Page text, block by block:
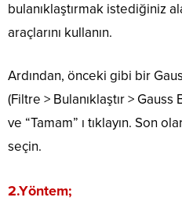
bulanıklaştırmak istediğiniz
araçlarını kullanın.
Ardından, önceki gibi bir
(Filtre > Bulanıklaştır > Gauss
ve “Tamam” ı tıklayın. Son
seçin.
2.Yöntem;